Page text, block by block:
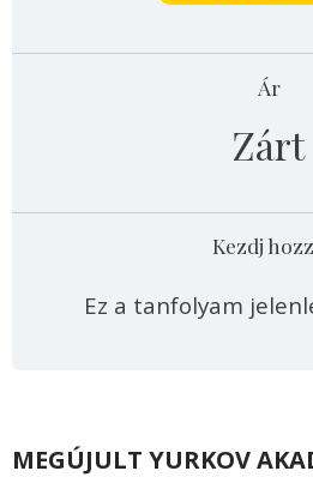
Ár
Zárt
Kezdj
Ez a tanfolyam
MEGÚJULT YURKOV